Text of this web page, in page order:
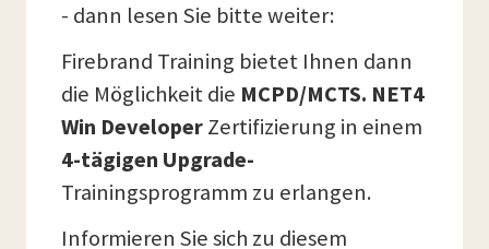
- dann lesen Sie bitte weiter:
Firebrand Training bietet Ihnen dann
die Möglichkeit die MCPD/MCTS. NET4
Win DeveloperZertifizierung in einem
4-tägigen Upgrade-
Trainingsprogramm zu erlangen.
Informieren Sie sich zu diesem